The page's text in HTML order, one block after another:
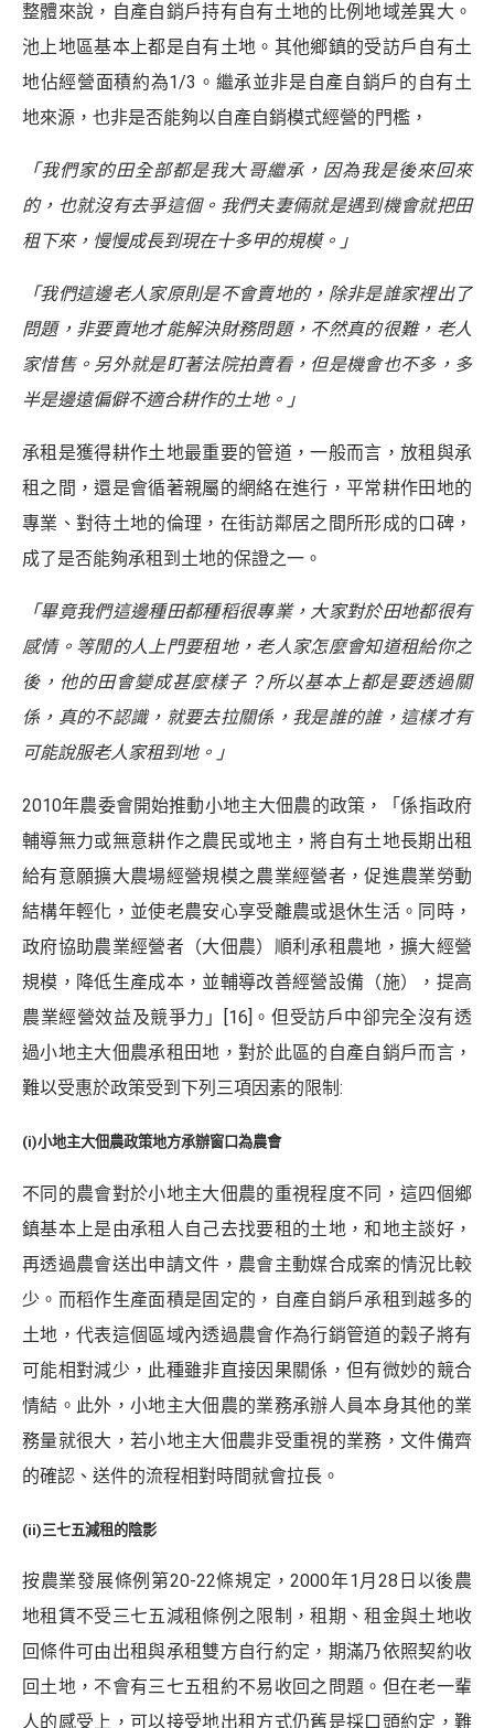
整體來說，自產自銷戶持有自有土地的比例地域差異大。
池上地區基本上都是自有土地。其他鄉鎮的受訪戶自有土
地佔經營面積約為1/3。繼承並非是自產自銷戶的自有土
地來源，也非是否能夠以自產自銷模式經營的門檻，
「我們家的田全部都是我大哥繼承，因為我是後來回來
的，也就沒有去爭這個。我們夫妻倆就是遇到機會就把田
租下來，慢慢成長到現在十多甲的規模。」
「我們這邊老人家原則是不會賣地的，除非是誰家裡出了
問題，非要賣地才能解決財務問題，不然真的很難，老人
家惜售。另外就是盯著法院拍賣看，但是機會也不多，多
半是邊遠偏僻不適合耕作的土地。」
承租是獲得耕作土地最重要的管道，一般而言，放租與承
租之間，還是會循著親屬的網絡在進行，平常耕作田地的
專業、對待土地的倫理，在街訪鄰居之間所形成的口碑，
成了是否能夠承租到土地的保證之一。
「畢竟我們這邊種田都種稻很專業，大家對於田地都很有
感情。等閒的人上門要租地，老人家怎麼會知道租給你之
後，他的田會變成甚麼樣子？所以基本上都是要透過關
係，真的不認識，就要去拉關係，我是誰的誰，這樣才有
可能說服老人家租到地。」
2010年農委會開始推動小地主大佃農的政策，「係指政府
輔導無力或無意耕作之農民或地主，將自有土地長期出租
給有意願擴大農場經營規模之農業經營者，促進農業勞動
結構年輕化，並使老農安心享受離農或退休生活。同時，
政府協助農業經營者（大佃農）順利承租農地，擴大經營
規模，降低生產成本，並輔導改善經營設備（施），提高
農業經營效益及競爭力」
[16] 。但受訪戶中卻完全沒有透
過小地主大佃農承租田地，對於此區的自產自銷戶而言，
難以受惠於政策受到下列三項因素的限制:
(i)小地主大佃農政策地方承辦窗口為農會
不同的農會對於小地主大佃農的重視程度不同，這四個鄉
鎮基本上是由承租人自己去找要租的土地，和地主談好，
再透過農會送出申請文件，農會主動媒合成案的情況比較
少。而稻作生產面積是固定的，自產自銷戶承租到越多的
土地，代表這個區域內透過農會作為行銷管道的穀子將有
可能相對減少，此種雖非直接因果關係，但有微妙的競合
情結。此外，小地主大佃農的業務承辦人員本身其他的業
務量就很大，若小地主大佃農非受重視的業務，文件備齊
的確認、送件的流程相對時間就會拉長。
(ii)三七五減租的陰影
按農業發展條例第20-22條規定，2000年1月28日以後農
地租賃不受三七五減租條例之限制，租期、租金與土地收
回條件可由出租與承租雙方自行約定，期滿乃依照契約收
回土地，不會有三七五租約不易收回之問題。但在老一輩
人的感受上，可以接受地出租方式仍舊是採口頭約定，難